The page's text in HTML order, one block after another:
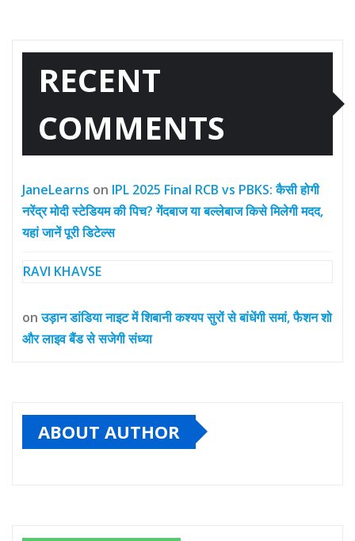
RECENT
COMMENTS
JaneLearns on IPL 2025 Final RCB vs PBKS: कैसी होगी
नरेंद्र मोदी स्टेडियम की पिच? गेंदबाज या बल्लेबाज किसे मिलेगी मदद,
यहां जानें पूरी डिटेल्स
RAVI KHAVSE
onउड़ान डांडिया नाइट में शिबानी कश्यप सुरों से बांधेंगी समां, फैशन शो
और लाइव बैंड से सजेगी संध्या
ABOUT AUTHOR